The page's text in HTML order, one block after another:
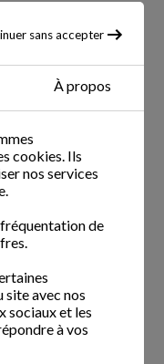
sans accepter
À propos
cookies. Ils
nos services
fréquentation de
site avec nos
sociaux et les
à vos
2005
de ménage qui